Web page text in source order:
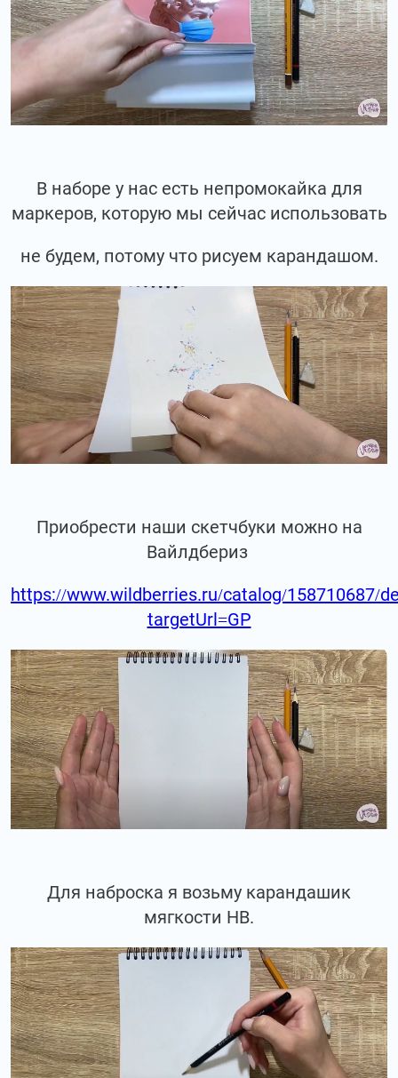
В наборе у нас есть непромокайка для
маркеров, которую мы сейчас использовать
не будем, потому что рисуем карандашом.
Приобрести наши скетчбуки можно на
Вайлдбериз
https://www.wildberries.ru/catalog/158710687/
targetUrl=GP
Для наброска я возьму карандашик
мягкости НВ.